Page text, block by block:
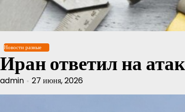
содержимому
Новости разные
Иран ответил на
admin 27 июня, 2026